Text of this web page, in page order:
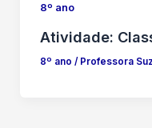
8º ano
Atividade:
8º ano / Professora